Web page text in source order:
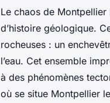
Le chaos de Montpellier
d’histoire géologique.
rocheuses : un
l’eau. Cet ensemble
à des phénomènes
où se situe Montpellier